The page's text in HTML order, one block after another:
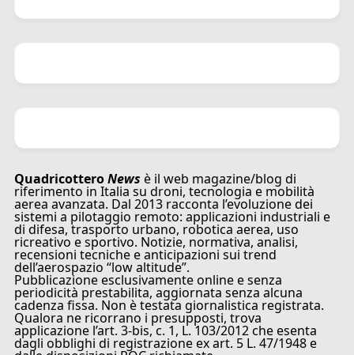
QuadricotteroNews è il web magazine/blog di
riferimento in Italia su droni, tecnologia e mobilità
aerea avanzata. Dal 2013 racconta l’evoluzione dei
sistemi a pilotaggio remoto: applicazioni industriali e
di difesa, trasporto urbano, robotica aerea, uso
ricreativo e sportivo. Notizie, normativa, analisi,
recensioni tecniche e anticipazioni sui trend
dell’aerospazio “low altitude”.
Pubblicazione esclusivamente online e senza
periodicità prestabilita, aggiornata senza alcuna
cadenza fissa. Non è testata giornalistica registrata.
Qualora ne ricorrano i presupposti, trova
applicazione l’art. 3-bis, c. 1, L. 103/2012 che esenta
dagli obblighi di registrazione ex art. 5 L. 47/1948 e